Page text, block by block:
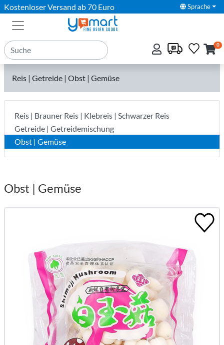
Kostenloser Versand ab 70 Euro Sprache
0
Reis | Getreide | Obst | Gemüse
Reis | Brauner Reis | Klebreis | Schwarzer Reis
Getreide | Getreidemischung
Obst | Gemüse
Obst | Gemüse